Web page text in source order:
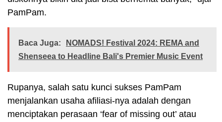
PamPam.
Baca Juga:
NOMADS! Festival 2024: REMA and
Shenseea to Headline Bali's Premier Music Event
Rupanya, salah satu kunci sukses PamPam
menjalankan usaha afiliasi-nya adalah dengan
menciptakan perasaan ‘fear of missing out’ atau